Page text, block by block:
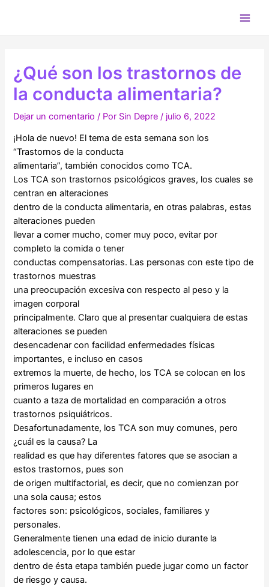
¿Qué son los trastornos de
la conducta alimentaria?
Dejar un comentario / Por Sin Depre / julio 6, 2022
¡Hola de nuevo! El tema de esta semana son los
“Trastornos de la conducta
alimentaria”, también conocidos como TCA.
Los TCA son trastornos psicológicos graves, los cuales se
centran en alteraciones
dentro de la conducta alimentaria, en otras palabras, estas
alteraciones pueden
llevar a comer mucho, comer muy poco, evitar por
completo la comida o tener
conductas compensatorias. Las personas con este tipo de
trastornos muestras
una preocupación excesiva con respecto al peso y la
imagen corporal
principalmente. Claro que al presentar cualquiera de estas
alteraciones se pueden
desencadenar con facilidad enfermedades físicas
importantes, e incluso en casos
extremos la muerte, de hecho, los TCA se colocan en los
primeros lugares en
cuanto a taza de mortalidad en comparación a otros
trastornos psiquiátricos.
Desafortunadamente, los TCA son muy comunes, pero
¿cuál es la causa? La
realidad es que hay diferentes fatores que se asocian a
estos trastornos, pues son
de origen multifactorial, es decir, que no comienzan por
una sola causa; estos
factores son: psicológicos, sociales, familiares y
personales.
Generalmente tienen una edad de inicio durante la
adolescencia, por lo que estar
dentro de ésta etapa también puede jugar como un factor
de riesgo y causa.